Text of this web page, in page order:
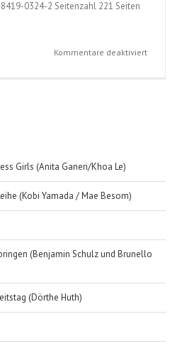
0324-2 Seitenzahl 221 Seiten
Kommentare deaktiviertfür
Komeyli)
Girls (Anita Ganeri/Khoa Le)
(Kobi Yamada / Mae Besom)
(Benjamin Schulz und Brunello
(Dörthe Huth)